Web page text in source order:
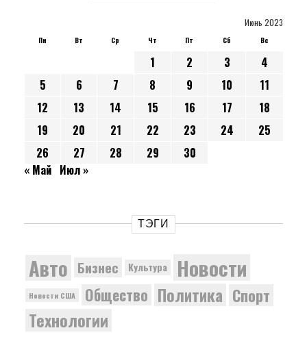
Июнь 2023
Пн Вт Ср Чт Пт Сб Вс
1 2 3
4
5
6 7 8 9 10
11
12
13 14 15 16 17
18
19
20 21 22 23 24
25
26
27 28 29
30
« Май Июл »
ТЭГИ
Авто Бизнес Культура Новости
Новости США Общество Политика Спорт
Технологии